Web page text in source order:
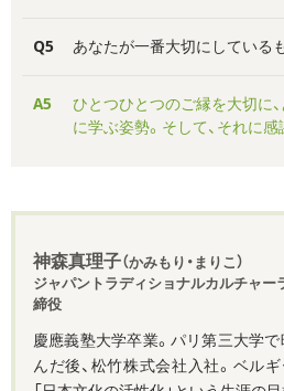
Q5 あなたが一番大切にしている
A5
ひとつひとつのご縁を大切に
に学ぶ姿勢。そして、それに感
神森真理子（かみもり・まりこ）
ジャパントラディショナルカルチャー
締役
慶應義塾大学卒業。パリ第三大学
んだ後、松竹株式会社入社。ベルギ